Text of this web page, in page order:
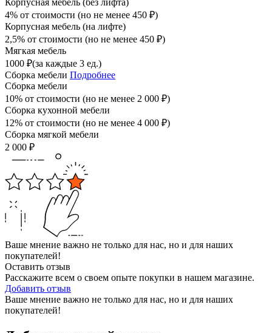
Корпусная мебель (без лифта)
4% от стоимости (но не менее 450 ₽)
Корпусная мебель (на лифте)
2,5% от стоимости (но не менее 450 ₽)
Мягкая мебель
1000 ₽(за каждые 3 ед.)
Сборка мебели Подробнее
Сборка мебели
10% от стоимости (но не менее 2 000 ₽)
Сборка кухонной мебели
12% от стоимости (но не менее 4 000 ₽)
Сборка мягкой мебели
2 000 ₽
Ваше мнение важно не только для нас, но и для наших
покупателей!
Оставить отзыв
Расскажите всем о своем опыте покупки в нашем магазине.
Добавить отзыв
Ваше мнение важно не только для нас, но и для наших
покупателей!